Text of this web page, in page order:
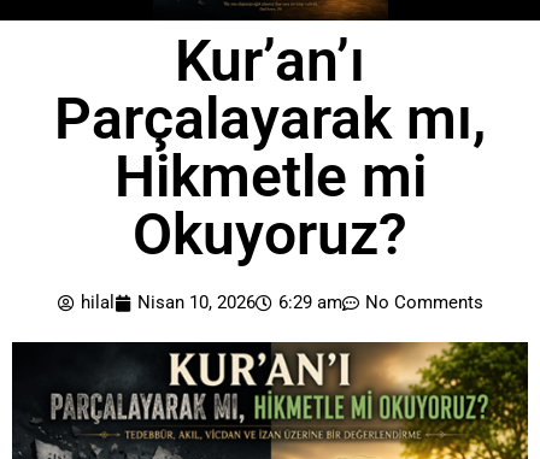
Kur’an’ı
Parçalayarak mı,
Hikmetle mi
Okuyoruz?
hilal Nisan 10, 2026 6:29 am No Comments